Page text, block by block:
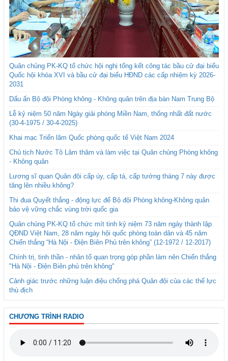
Quân chủng PK-KQ tổ chức hội nghị tổng kết công tác bầu cử đại biểu
Quốc hội khóa XVI và bầu cử đại biểu HĐND các cấp nhiệm kỳ 2026-
2031
Dấu ấn Bộ đội Phòng không - Không quân trên địa bàn Nam Trung Bộ
Lễ kỷ niệm 50 năm Ngày giải phóng Miền Nam, thống nhất đất nước
(30-4-1975 / 30-4-2025)
Khai mạc Triển lãm Quốc phòng quốc tế Việt Nam 2024
Chủ tịch Nước Tô Lâm thăm và làm việc tại Quân chủng Phòng không
- Không quân
Lương sĩ quan Quân đội cấp úy, cấp tá, cấp tướng tháng 7 này được
tăng lên nhiều không?
Thi đua Quyết thắng - động lực để Bộ đội Phòng không-Không quân
bảo vệ vững chắc vùng trời quốc gia
Quân chủng PK-KQ tổ chức mít tinh kỷ niệm 73 năm ngày thành lập
QĐND Việt Nam, 28 năm ngày hội quốc phòng toàn dân và 45 năm
Chiến thắng “Hà Nội - Điện Biên Phủ trên không” (12-1972 / 12-2017)
Chính trị, tinh thần - nhân tố quan trọng góp phần làm nên Chiến thắng
"Hà Nội - Điện Biên phủ trên không"
Cảnh giác trước những luận điệu chống phá Quân đội của các thế lực
thù địch
CHƯƠNG TRÌNH RADIO